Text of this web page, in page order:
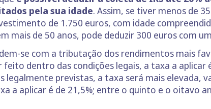
pela sua idade. Assim, se tiver menos de
de 1.750 euros, com idade
mais de 50 anos, pode deduzir 300 euros com
se com a tributação dos rendimentos mais
dentro das condições legais, a taxa a aplicar
previstas, a taxa será mais elevada,
a aplicar é de 21,5%; entre o quinto e o oitavo